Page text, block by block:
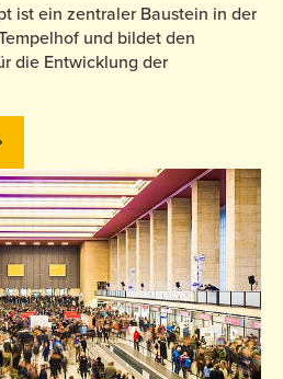
ist ein zentraler Baustein in der
und bildet den
die Entwicklung der